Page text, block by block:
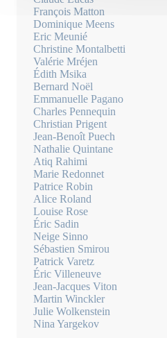
François Matton
Dominique Meens
Eric Meunié
Christine Montalbetti
Valérie Mréjen
Édith Msika
Bernard Noël
Emmanuelle Pagano
Charles Pennequin
Christian Prigent
Jean-Benoît Puech
Nathalie Quintane
Atiq Rahimi
Marie Redonnet
Patrice Robin
Alice Roland
Louise Rose
Éric Sadin
Neige Sinno
Sébastien Smirou
Patrick Varetz
Éric Villeneuve
Jean-Jacques Viton
Martin Winckler
Julie Wolkenstein
Nina Yargekov